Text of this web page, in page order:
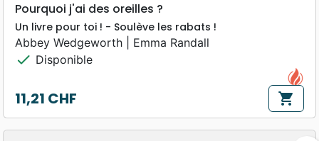
Pourquoi j'ai des oreilles ?
Un livre pour toi ! - Soulève les rabats !
Abbey Wedgeworth | Emma Randall
check Disponible
Prix
11,21 CHF shopping_cart